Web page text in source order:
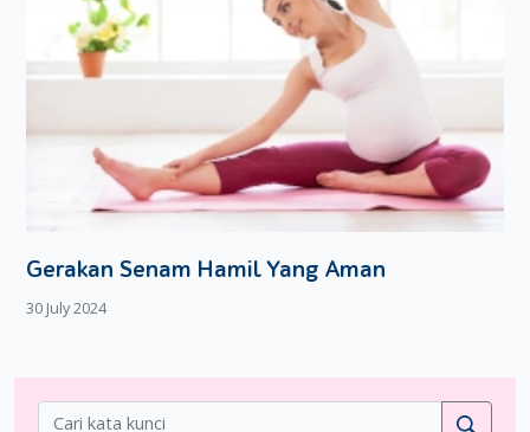
Gerakan Senam Hamil Yang Aman
30 July 2024